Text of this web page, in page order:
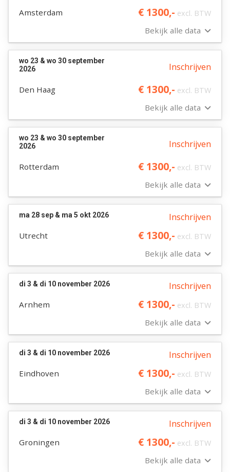
Amsterdam
Bekijk alle data
€ 1300,- excl. BTW
wo 23 & wo 30 september
2026
Den Haag
Inschrijven
Bekijk alle data
€ 1300,- excl. BTW
wo 23 & wo 30 september
2026
Rotterdam
Inschrijven
Bekijk alle data
€ 1300,- excl. BTW
ma 28 sep & ma 5 okt 2026
Utrecht
Inschrijven
Bekijk alle data
€ 1300,- excl. BTW
di 3 & di 10 november 2026
Arnhem
Inschrijven
Bekijk alle data
€ 1300,- excl. BTW
di 3 & di 10 november 2026
Eindhoven
Inschrijven
Bekijk alle data
€ 1300,- excl. BTW
di 3 & di 10 november 2026
Groningen
Inschrijven
Bekijk alle data
€ 1300,- excl. BTW